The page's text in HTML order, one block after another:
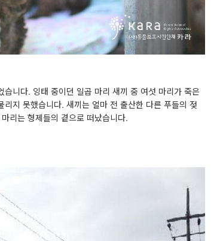
습니다. 잉태 중이던 일곱 마리 새끼 중 여섯 마리가 죽은
리지 못했습니다.새끼는 얼마 전 출산한 다른 푸들의 젖
리는 형제들의 곁으로 떠났습니다.